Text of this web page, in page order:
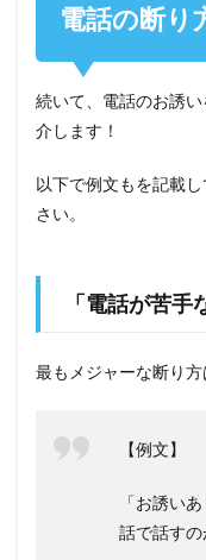
電話の断り
続いて、電話のお誘
介します！
以下で例文もを記載
さい。
「電話が苦手
最もメジャーな断り
【例文】
「お誘い
話で話すの